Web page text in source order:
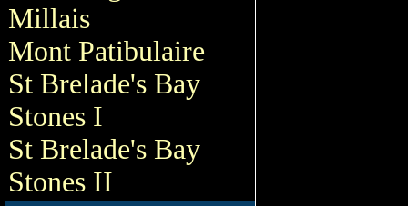
Millais
Mont Patibulaire
St Brelade's Bay
Stones I
St Brelade's Bay
Stones II